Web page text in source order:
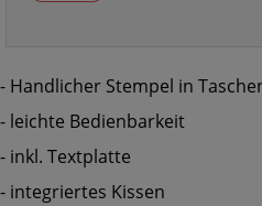
- Handlicher Stempel in
- leichte Bedienbarkeit
- inkl. Textplatte
- integriertes Kissen